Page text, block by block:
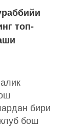
топ-
бири
бош